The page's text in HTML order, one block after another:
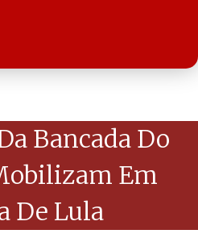
Bancada Do
Em
De Lula